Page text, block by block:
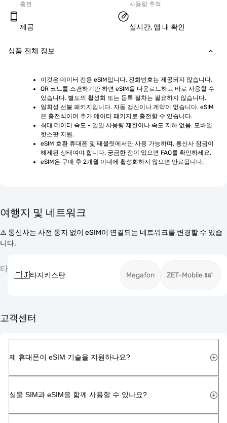
충전
제공
사용량 추적
실시간, 앱 내 확인
상품 전체 정보
이것은 데이터 전용 eSIM입니다. 전화번호는 제공되지 않습니다.
QR 코드를 스캔하기만 하면 eSIM을 다운로드하고 바로 사용할 수
있습니다. 별도의 활성화 또는 등록 절차는 필요하지 않습니다.
일회성 선불 패키지입니다. 자동 갱신이나 계약이 없습니다. eSIM
은 충전식이며 추가 데이터 패키지로 충전할 수 있습니다.
최대 데이터 속도 - 일일 사용량 제한이나 속도 저하 없음. 모바일
핫스팟 지원.
eSIM 호환 휴대폰 및 태블릿에서만 사용 가능하며, 통신사 잠금이
해제된 상태여야 합니다. 궁금한 점이 있으면 FAQ를 확인하세요.
eSIM은 구매 후 2개월 이내에 활성화하지 않으면 만료됩니다.
여행지 및 네트워크
⚠️ 통신사는 사전 통지 없이 eSIM이 연결되는 네트워크를 변경할 수 있습
니다.
타
🇹🇯타지키스탄 Megafon ZET-Mobile
고객센터
제 휴대폰이 eSIM 기술을 지원하나요?
실물 SIM과 eSIM을 함께 사용할 수 있나요?